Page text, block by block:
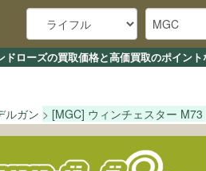
ローズの買取価格と高価買取のポイン
ルガン [MGC] ウィンチェスター